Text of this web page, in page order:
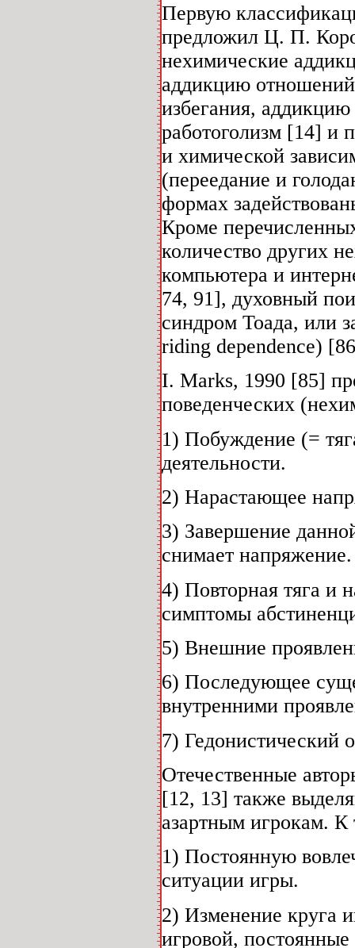
Первую
предложил Ц. П.
нехимические
аддикцию
избегания,
работоголизм [14] и
и химической
(переедание и
формах
Кроме
количество других
компьютера и
74, 91], духовный
синдром Тоада, или
riding dependence)
I. Marks, 1990 [85]
поведенческих
1) Побуждение (=
деятельности.
2) Нарастающее
3) Завершение
снимает напряжение.
4) Повторная тяга и
симптомы
5) Внешние
6) Последующее
внутренними
7) Гедонистический
Отечественные
[12, 13] также
азартным игрокам. К
1) Постоянную
ситуации игры.
2) Изменение круга
игровой,